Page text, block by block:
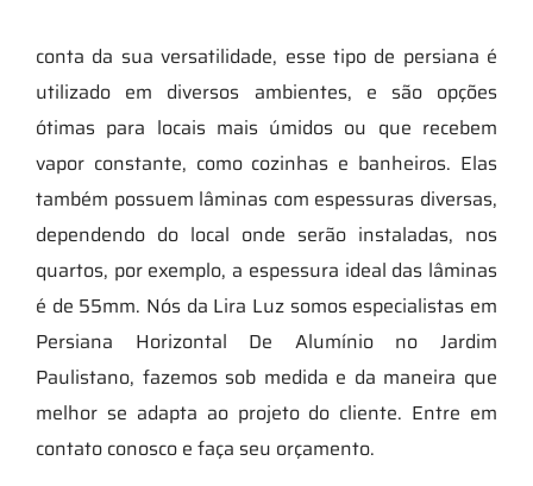
conta da sua versatilidade, esse tipo de persiana é
utilizado em diversos ambientes, e são opções
ótimas para locais mais úmidos ou que recebem
vapor constante, como cozinhas e banheiros. Elas
também possuem lâminas com espessuras diversas,
dependendo do local onde serão instaladas, nos
quartos, por exemplo, a espessura ideal das lâminas
é de 55mm. Nós da Lira Luz somos especialistas em
Persiana Horizontal De Alumínio no Jardim
Paulistano, fazemos sob medida e da maneira que
melhor se adapta ao projeto do cliente. Entre em
contato conosco e faça seu orçamento.